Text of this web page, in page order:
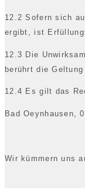
12.2 Sofern sich
ergibt, ist
12.3 Die
berührt die
12.4 Es gilt das
Bad Oeynhausen,
Wir kümmern uns